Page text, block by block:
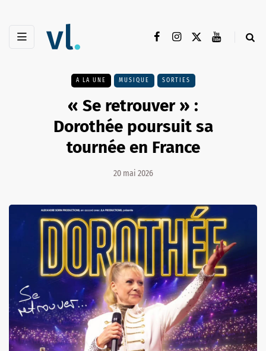
A LA UNE MUSIQUE SORTIES
« Se retrouver » :
Dorothée poursuit sa
tournée en France
20 mai 2026